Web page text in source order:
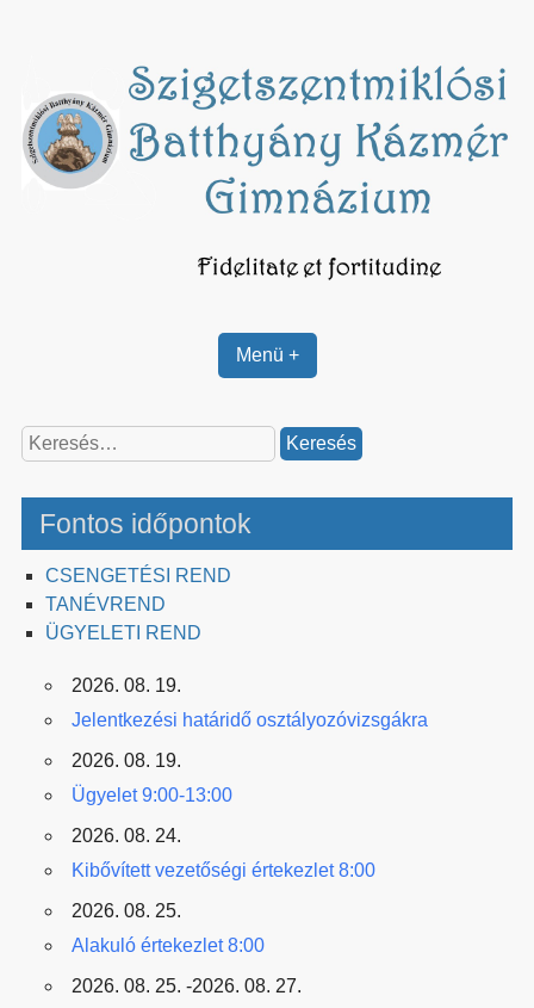
Menü +
Keresés:
Fontos időpontok
CSENGETÉSI REND
TANÉVREND
ÜGYELETI REND
2026. 08. 19.
Jelentkezési határidő osztályozóvizsgákra
2026. 08. 19.
Ügyelet 9:00-13:00
2026. 08. 24.
Kibővített vezetőségi értekezlet 8:00
2026. 08. 25.
Alakuló értekezlet 8:00
2026. 08. 25. -2026. 08. 27.